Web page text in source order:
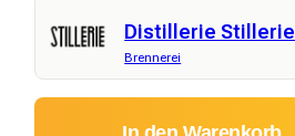
Distillerie Stillerie
Brennerei